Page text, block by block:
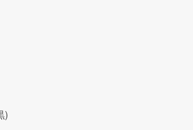
)